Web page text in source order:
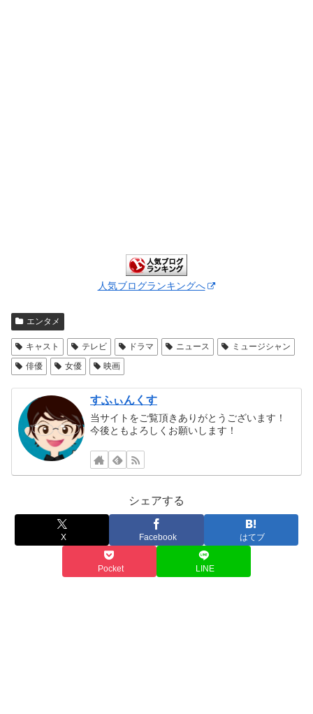
人気ブログランキングへ
エンタメ
キャスト テレビ ドラマ ニュース
ミュージシャン
俳優
女優 映画
すふぃんくす
当サイトをご覧頂きありがとうございます！
今後ともよろしくお願いします！
シェアする
X Facebook はてブ
Pocket LINE